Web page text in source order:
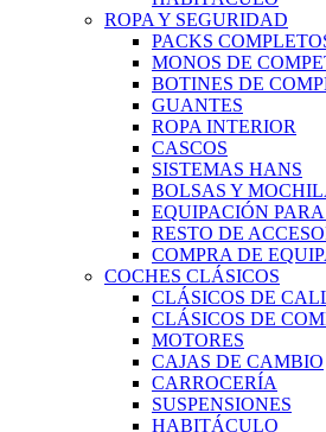
ROPA Y SEGURIDAD
PACKS
MONOS DE
BOTINES DE
GUANTES
ROPA INTERIOR
CASCOS
SISTEMAS HANS
BOLSAS Y
EQUIPACIÓN
RESTO DE
COMPRA DE
COCHES CLÁSICOS
CLÁSICOS DE
CLÁSICOS DE
MOTORES
CAJAS DE CAMBIO
CARROCERÍA
SUSPENSIONES
HABITÁCULO